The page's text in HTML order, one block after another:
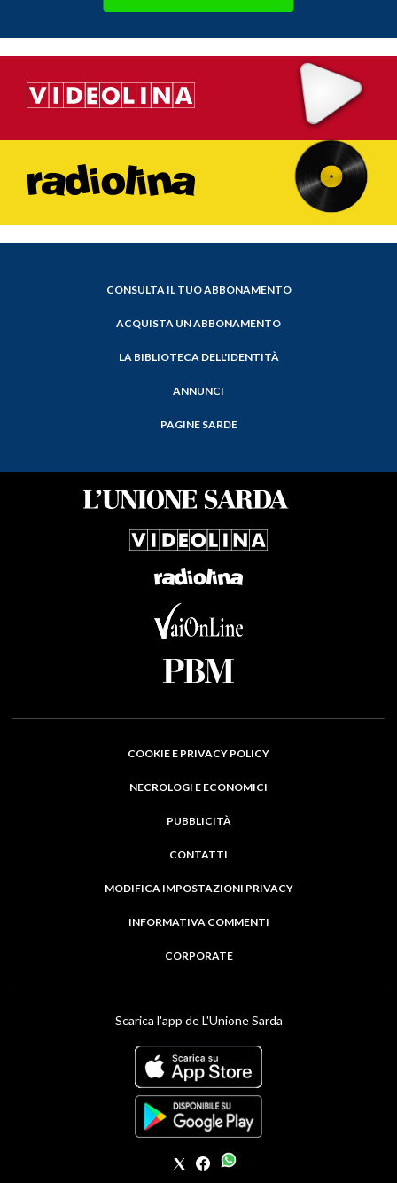
CONSULTA IL TUO ABBONAMENTO
ACQUISTA UN ABBONAMENTO
LA BIBLIOTECA DELL'IDENTITÀ
ANNUNCI
PAGINE SARDE
COOKIE E PRIVACY POLICY
NECROLOGI E ECONOMICI
PUBBLICITÀ
CONTATTI
MODIFICA IMPOSTAZIONI PRIVACY
INFORMATIVA COMMENTI
CORPORATE
Scarica l'app de L'Unione Sarda